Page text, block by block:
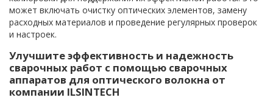
может включать очистку оптических элементов, замену
расходных материалов и проведение регулярных проверок
и настроек.
Улучшите эффективность и надежность
сварочных работ с помощью сварочных
аппаратов для оптического волокна от
компании ILSINTECH